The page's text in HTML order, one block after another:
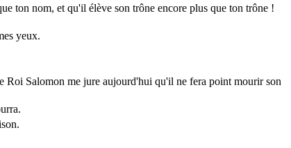
ton nom, et qu'il élève son trône encore plus que ton trône !
yeux.
Roi Salomon me jure aujourd'hui qu'il ne fera point mourir son